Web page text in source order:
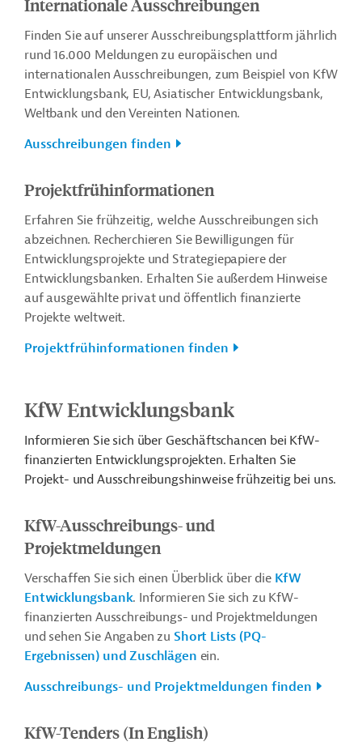
Internationale Ausschreibungen
Finden Sie auf unserer Ausschreibungsplattform jährlich
rund 16.000 Meldungen zu europäischen und
internationalen Ausschreibungen, zum Beispiel von KfW
Entwicklungsbank, EU, Asiatischer Entwicklungsbank,
Weltbank und den Vereinten Nationen.
Ausschreibungen finden
Projektfrühinformationen
Erfahren Sie frühzeitig, welche Ausschreibungen sich
abzeichnen. Recherchieren Sie Bewilligungen für
Entwicklungsprojekte und Strategiepapiere der
Entwicklungsbanken. Erhalten Sie außerdem Hinweise
auf ausgewählte privat und öffentlich finanzierte
Projekte weltweit.
Projektfrühinformationen finden
KfW Entwicklungsbank
Informieren Sie sich über Geschäftschancen bei KfW-
finanzierten Entwicklungsprojekten. Erhalten Sie
Projekt- und Ausschreibungshinweise frühzeitig bei uns.
KfW-Ausschreibungs- und
Projektmeldungen
Verschaffen Sie sich einen Überblick über die KfW
Entwicklungsbank. Informieren Sie sich zu KfW-
finanzierten Ausschreibungs- und Projektmeldungen
und sehen Sie Angaben zu Short Lists (PQ-
Ergebnissen) und Zuschlägen ein.
Ausschreibungs- und Projektmeldungen finden
KfW-Tenders (In English)